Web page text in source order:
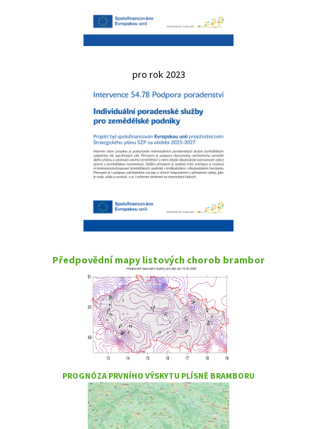
pro rok 2023
Předpovědní mapy listových chorob brambor
PROGNÓZA PRVNÍHO VÝSKYTU PLÍSNĚ BRAMBORU